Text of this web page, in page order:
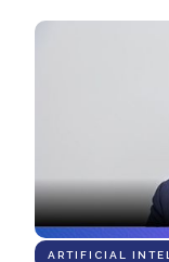
ARTIFICIAL